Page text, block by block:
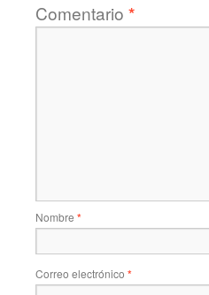
Comentario *
Nombre *
Correo electrónico *